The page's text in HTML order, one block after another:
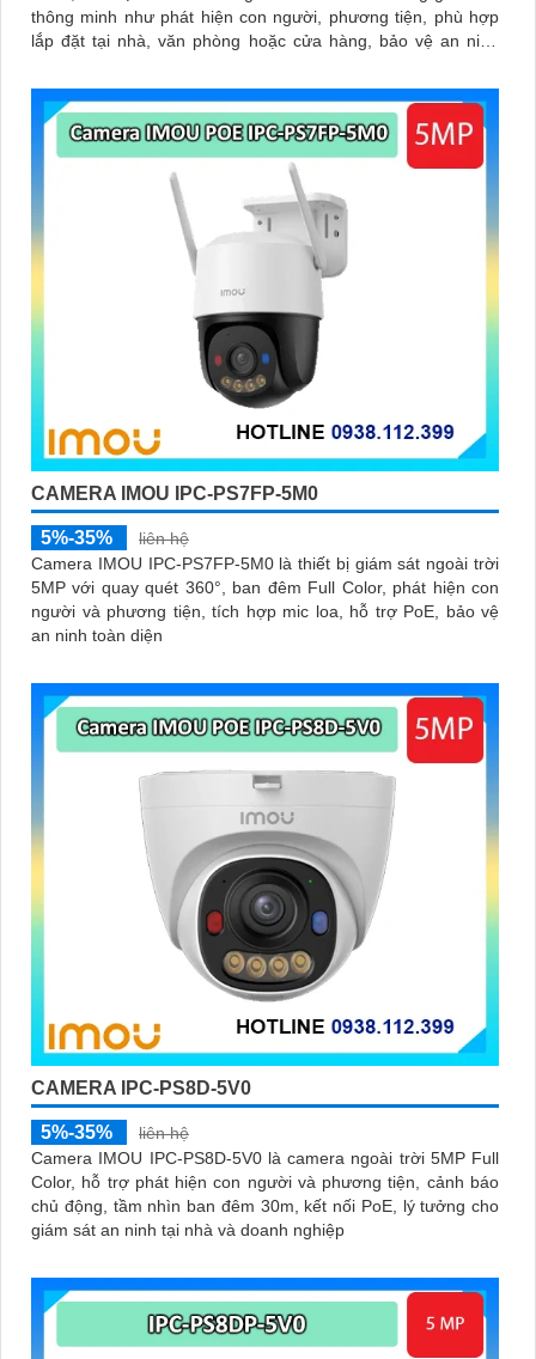
thông minh như phát hiện con người, phương tiện, phù hợp
lắp đặt tại nhà, văn phòng hoặc cửa hàng, bảo vệ an ninh
CAMERA IMOU IPC-PS7FP-5M0
5%-35%
liên hệ
Camera IMOU IPC-PS7FP-5M0 là thiết bị giám sát ngoài trời
5MP với quay quét 360°, ban đêm Full Color, phát hiện con
người và phương tiện, tích hợp mic loa, hỗ trợ PoE, bảo vệ
an ninh toàn diện
CAMERA IPC-PS8D-5V0
5%-35%
liên hệ
Camera IMOU IPC-PS8D-5V0 là camera ngoài trời 5MP Full
Color, hỗ trợ phát hiện con người và phương tiện, cảnh báo
chủ động, tầm nhìn ban đêm 30m, kết nối PoE, lý tưởng cho
giám sát an ninh tại nhà và doanh nghiệp